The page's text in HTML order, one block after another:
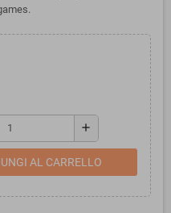
add
AL CARRELLO